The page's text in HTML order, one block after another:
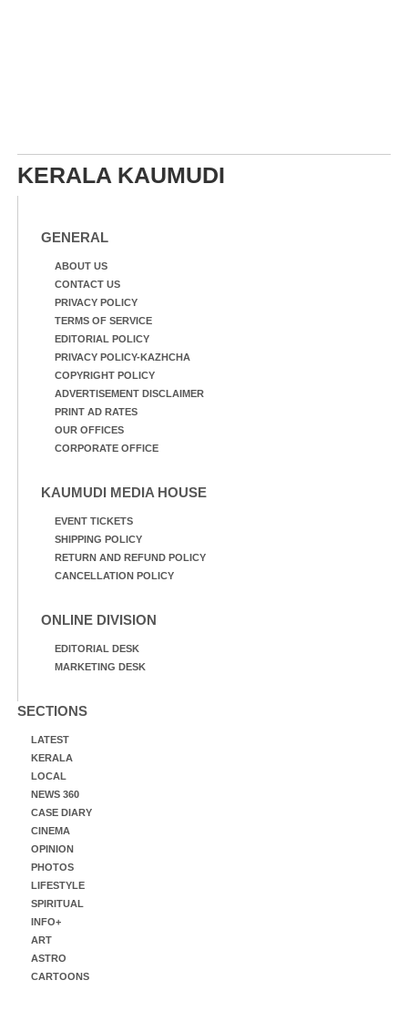
KERALA KAUMUDI
GENERAL
ABOUT US
CONTACT US
PRIVACY POLICY
TERMS OF SERVICE
EDITORIAL POLICY
PRIVACY POLICY-KAZHCHA
COPYRIGHT POLICY
ADVERTISEMENT DISCLAIMER
PRINT AD RATES
OUR OFFICES
CORPORATE OFFICE
KAUMUDI MEDIA HOUSE
EVENT TICKETS
SHIPPING POLICY
RETURN AND REFUND POLICY
CANCELLATION POLICY
ONLINE DIVISION
EDITORIAL DESK
MARKETING DESK
SECTIONS
LATEST
KERALA
LOCAL
NEWS 360
CASE DIARY
CINEMA
OPINION
PHOTOS
LIFESTYLE
SPIRITUAL
INFO+
ART
ASTRO
CARTOONS